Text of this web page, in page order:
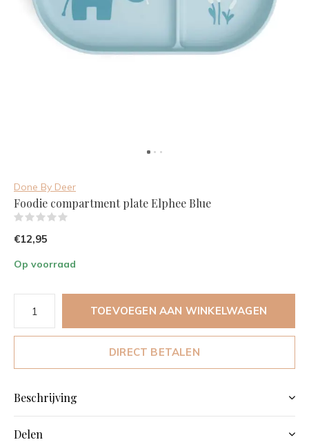
Done By Deer
Foodie compartment plate Elphee Blue
€12,95
Op voorraad
TOEVOEGEN AAN WINKELWAGEN
DIRECT BETALEN
Beschrijving
Delen